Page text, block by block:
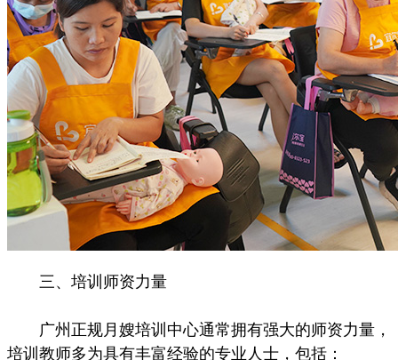
三、培训师资力量
广州正规月嫂培训中心通常拥有强大的师资力量，
培训教师多为具有丰富经验的专业人士，包括：